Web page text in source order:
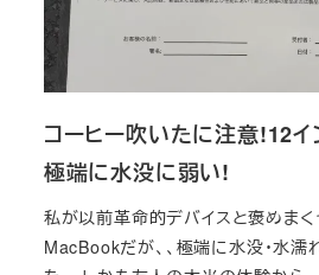
コーヒー吹いたに注意!12
極端に水没に弱い!
私が以前革命的デバイスと褒めまく
MacBookだが、、極端に水没・水濡